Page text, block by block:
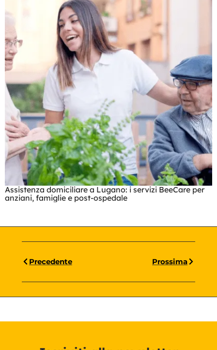
Assistenza domiciliare a Lugano: i servizi BeeCare per
anziani, famiglie e post-ospedale
Precedente Prossima